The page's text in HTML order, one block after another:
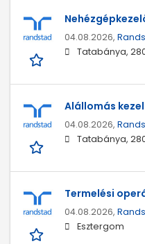
04.08.2026,
Tatabánya,
Alállomás
04.08.2026,
Tatabánya,
Termelési
04.08.2026,
Esztergom